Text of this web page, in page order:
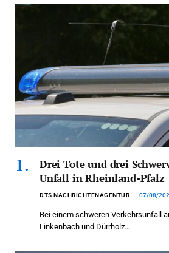
Drei Tote und drei
Unfall in Rheinland-Pfalz
DTS NACHRICHTENAGENTUR 07/08/
Bei einem schweren Verkehrsunfall
Linkenbach und Dürrholz…